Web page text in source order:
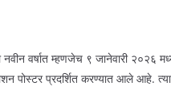
वर्षात म्हणजेच ९ जानेवारी २०२६
पोस्टर प्रदर्शित करण्यात आले आहे.